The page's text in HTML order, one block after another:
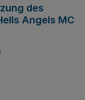
des
Angels MC